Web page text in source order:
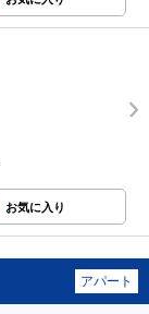
お気に入り
アパート